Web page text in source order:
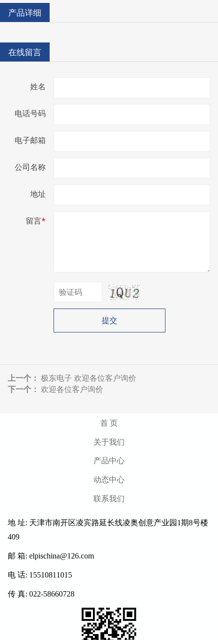
产品详细
在线留言
姓名
电话号码
电子邮箱
公司名称
地址
留言*
提交
上一个： 极东电子 欢迎各位客户询价
下一个： 欢迎各位客户询价
首 页
关于我们
产品中心
动态中心
联系我们
地 址: 天津市南开区凌宾路延长线凌奥创意产业园1期8号楼
409
邮 箱: elpischina@126.com
电 话: 15510811015
传 真: 022-58660728